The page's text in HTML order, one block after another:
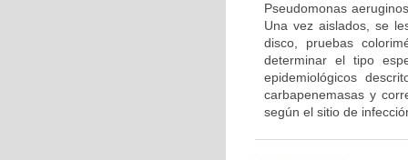
Pseudomonas
Una vez aislados, se
disco, pruebas
determinar el tipo
epidemiológicos
carbapenemasas y
según el sitio de